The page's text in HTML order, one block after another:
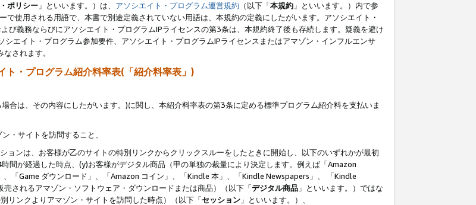
ポリシー 」といいます。）は、 アソシエイト・プログラム運営規約 （以下「本規約 」といいます。）内で参
使用される用語で、本書で別途定義されていない用語は、本規約の定義にしたがいます。アソシエイト・
び義務ならびにアソシエイト・プログラムIPライセンスの第3条は、本規約終了後も存続します。疑義を避け
エイト・プログラム参加要件、アソシエイト・プログラムIPライセンスまたはアマゾン・インフルエンサ
されます。
ト・プログラム紹介料率表(「紹介料率表」)
合は、その内容にしたがいます。)に関し、本紹介料率表の第3条に定める標準プログラム紹介料を支払いま
・サイトを訪問すること、
ョンは、お客様が乙のサイトの特別リンクからクリックスルーをしたときに開始し、以下のいずれかが最初
間が経過した時点、(y)お客様がデジタル商品（甲の単独の裁量により決定します。例えば「Amazon
「Game ダウンロード」、「Amazon コイン」、「Kindle 本」、「Kindle Newspapers」、 「Kindle
されるアマゾン・ソフトウェア・ダウンロードまたは商品）（以下「デジタル商品 」といいます。）ではな
リンクよりアマゾン・サイトを訪問した時点）（以下「セッション 」といいます。）、